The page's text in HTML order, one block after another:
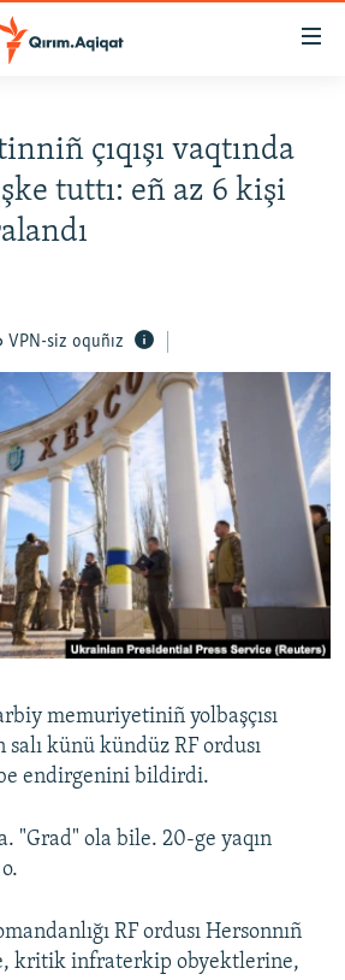
çıqışı vaqtında
tuttı: eñ az 6 kişi
VPN-siz oquñız
memuriyetiniñ yolbaşçısı
künü kündüz RF ordusı
endirgenini bildirdi.
"Grad" ola bile. 20-ge yaqın
RF ordusı Hersonnıñ
kritik infraterkip obyektlerine,